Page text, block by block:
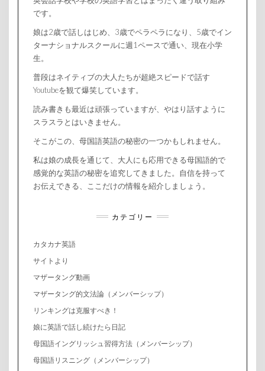
です。
娘は2歳で話しはじめ、3歳でペラペラになり、5歳でイン
ターナショナルスクールに週1ペースで通い、現在小学
生。
普段はネイティブの大人たちが超絶スピードで話す
Youtubeを観て爆笑しています。
読み書きも最近は頑張っていますが、やはり話すように
スラスラとはいきません。
そこがこの、母国語英語の秘密の一つかもしれません。
私は娘の成長を通じて、大人にも応用できる母国語的で
感覚的な英語の秘密を追究してきました。自信を持って
お伝えできる、ここだけの情報を紹介しましょう。
カテゴリー
カタカナ英語
サイトより
マザータング動画
マザータング的文法論（メンバーシップ）
リンキングは克服すべき！
娘に英語で話し続けたら日記
母国語イングリッシュ習得方法（メンバーシップ）
母国語リスニング（メンバーシップ）